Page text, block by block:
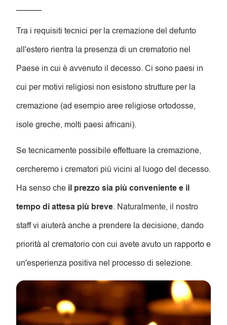
Tra i requisiti tecnici per la cremazione del defunto
all'estero rientra la presenza di un crematorio nel
Paese in cui è avvenuto il decesso. Ci sono paesi in
cui per motivi religiosi non esistono strutture per la
cremazione (ad esempio aree religiose ortodosse,
isole greche, molti paesi africani).
Se tecnicamente possibile effettuare la cremazione,
cercheremo i crematori più vicini al luogo del decesso.
Ha senso che il prezzo sia più conveniente e il
tempo di attesa più breve. Naturalmente, il nostro
staff vi aiuterà anche a prendere la decisione, dando
priorità al crematorio con cui avete avuto un rapporto e
un'esperienza positiva nel processo di selezione.